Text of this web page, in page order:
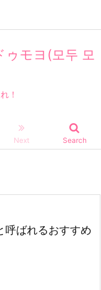
モヨ(모두 모
！
Next Search
呼ばれるおすすめ